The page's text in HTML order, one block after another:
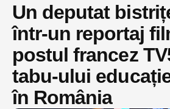
Un deputat
într-un reportaj
postul francez
tabu-ului
în România